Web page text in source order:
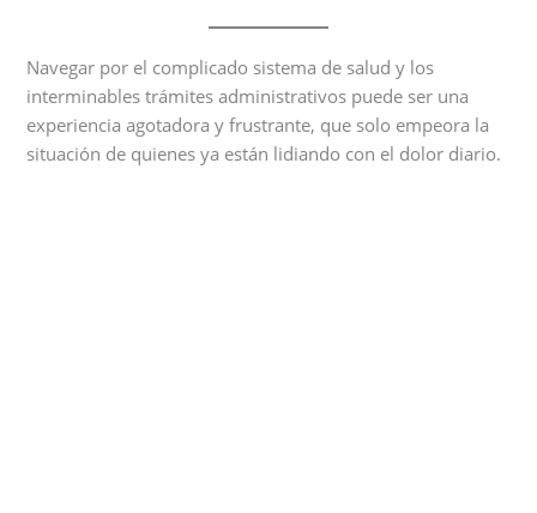
Navegar por el complicado sistema de salud y los
interminables trámites administrativos puede ser una
experiencia agotadora y frustrante, que solo empeora la
situación de quienes ya están lidiando con el dolor diario.